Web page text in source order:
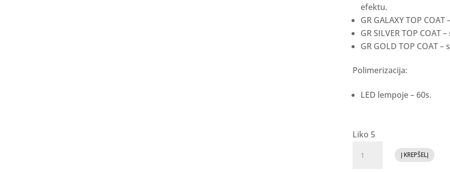
efektu.
GR GALAXY TOP
GR SILVER TOP
GR GOLD TOP COAT
Polimerizacija:
LED lempoje – 60s.
Liko 5
kiekis:
Į KREPŠELĮ